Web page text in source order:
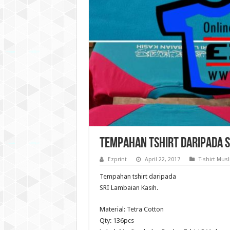
Tempahan tshirt daripada
Ezprint April 22, 2017 T-shirt
Tempahan tshirt daripada
SRI Lambaian Kasih.
Material: Tetra Cotton
Qty: 136pcs